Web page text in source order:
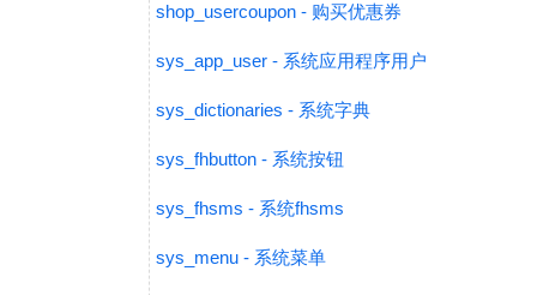
shop_usercoupon - 购买优惠券
sys_app_user - 系统应用程序用户
sys_dictionaries - 系统字典
sys_fhbutton - 系统按钮
sys_fhsms - 系统fhsms
sys_menu - 系统菜单